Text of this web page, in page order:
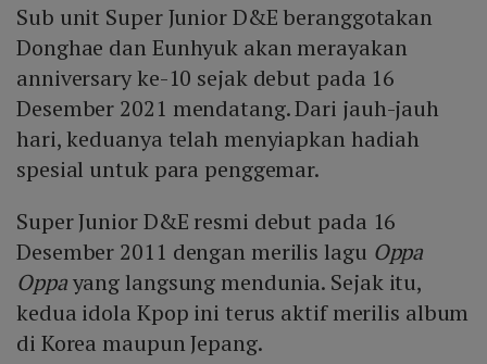
Sub unit Super Junior D&E beranggotakan
Donghae dan Eunhyuk akan merayakan
anniversary ke-10 sejak debut pada 16
Desember 2021 mendatang. Dari jauh-jauh
hari, keduanya telah menyiapkan hadiah
spesial untuk para penggemar.
Super Junior D&E resmi debut pada 16
Desember 2011 dengan merilis lagu Oppa
Oppayang langsung mendunia. Sejak itu,
kedua idola Kpop ini terus aktif merilis album
di Korea maupun Jepang.